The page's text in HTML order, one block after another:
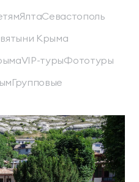
ЯлтаСевастополь
Крыма
VIP-турыФототуры
Групповые